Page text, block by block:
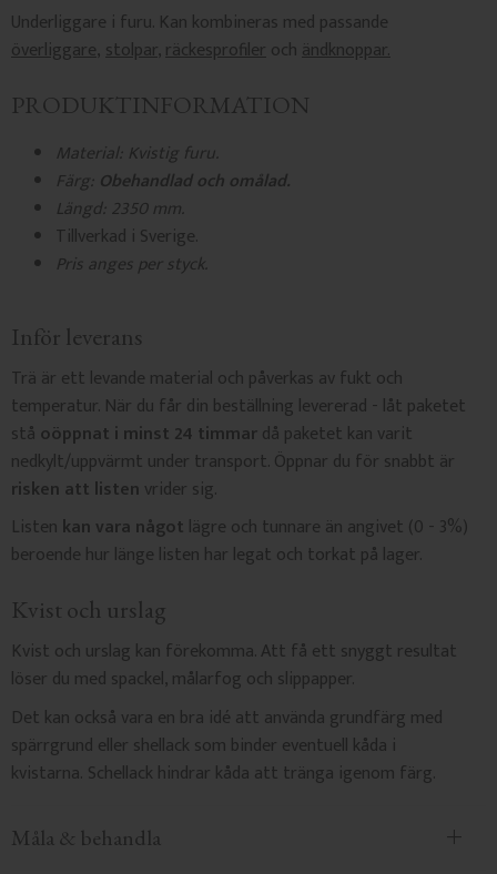
Underliggare i furu. Kan kombineras med passande
överliggare,stolpar,räckesprofilerochändknoppar.
PRODUKTINFORMATION
Material: Kvistig furu.
Färg: Obehandlad och omålad.
Längd: 2350 mm.
Tillverkad i Sverige.
Pris anges per styck.
Inför leverans
Trä är ett levande material och påverkas av fukt och
temperatur. När du får din beställning levererad - låt paketet
stå oöppnat i minst 24 timmardå paketet kan varit
nedkylt/uppvärmt under transport. Öppnar du för snabbt är
risken att listen vrider sig.
Listen kan vara något lägre och tunnare än angivet (0 - 3%)
beroende hur länge listen har legat och torkat på lager.
Kvist och urslag
Kvist och urslag kan förekomma. Att få ett snyggt resultat
löser du med spackel, målarfog och slippapper.
Det kan också vara en bra idé att använda grundfärg med
spärrgrund eller shellack som binder eventuell kåda i
kvistarna. Schellack hindrar kåda att tränga igenom färg.
Måla & behandla